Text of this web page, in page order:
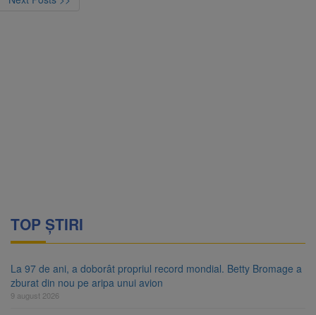
TOP ȘTIRI
La 97 de ani, a doborât propriul record mondial. Betty Bromage a
zburat din nou pe aripa unui avion
9 august 2026